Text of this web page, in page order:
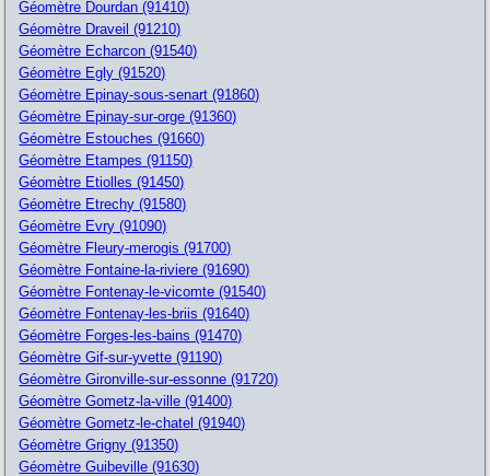
Géomètre Dourdan (91410)
Géomètre Draveil (91210)
Géomètre Echarcon (91540)
Géomètre Egly (91520)
Géomètre Epinay-sous-senart (91860)
Géomètre Epinay-sur-orge (91360)
Géomètre Estouches (91660)
Géomètre Etampes (91150)
Géomètre Etiolles (91450)
Géomètre Etrechy (91580)
Géomètre Evry (91090)
Géomètre Fleury-merogis (91700)
Géomètre Fontaine-la-riviere (91690)
Géomètre Fontenay-le-vicomte (91540)
Géomètre Fontenay-les-briis (91640)
Géomètre Forges-les-bains (91470)
Géomètre Gif-sur-yvette (91190)
Géomètre Gironville-sur-essonne (91720)
Géomètre Gometz-la-ville (91400)
Géomètre Gometz-le-chatel (91940)
Géomètre Grigny (91350)
Géomètre Guibeville (91630)